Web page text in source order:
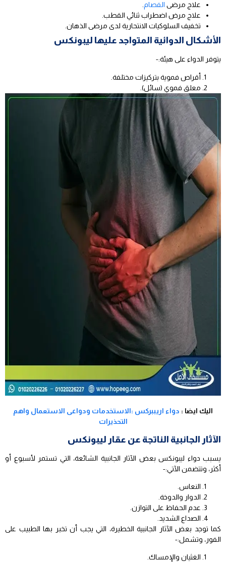
علاج مرضى الفصام.
علاج مرض اضطراب ثنائي القطب.
تخفيف السلوكيات الانتحارية لدى مرضى الذهان.
الأشكال الدوائية المتواجد عليها ليبونكس
يتوفر الدواء على هيئة:-
أقراص فموية بتركيزات مختلفة.
معلق فموي (سائل).
اليك ايضا : دواء اريببركس :الاستخدمات ودواعى الاستعمال واهم
التحذيرات
الآثار الجانبية الناتجة عن عقار ليبونكس
يسبب دواء ليبونكس بعض الآثار الجانبية الشائعة، التي تستمر لأسبوع أو
أكثر، وتتضمن الآتي:-
النعاس.
الدوار والدوخة.
عدم الحفاظ على التوازن.
الصداع الشديد.
كما توجد بعض الآثار الجانبية الخطيرة، التي يجب أن تخبر بها الطبيب على
الفور، وتشمل:-
الغثيان والإمساك.